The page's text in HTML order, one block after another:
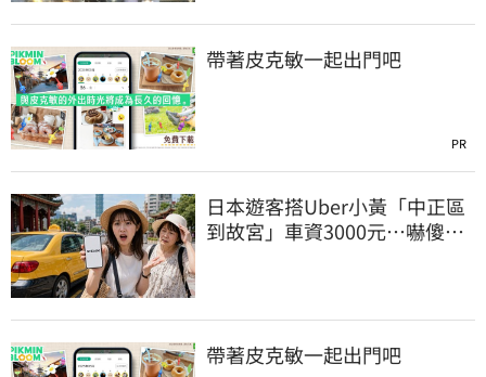
帶著皮克敏一起出門吧
PR
日本遊客搭Uber小黃「中正區
到故宮」車資3000元…嚇傻：
帶著皮克敏一起出門吧